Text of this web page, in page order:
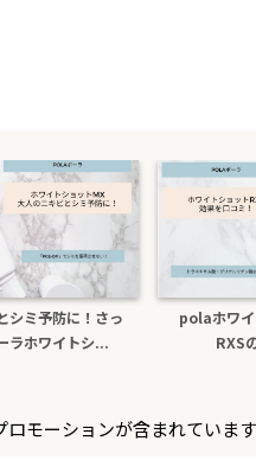
イトショットクリーム
の効果を口コミ
色白
モーションが含まれています